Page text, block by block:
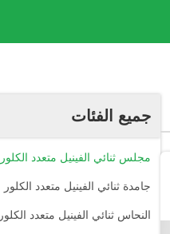
جميع الفئات
مجلس ثنائي الفينيل متعدد
جامدة ثنائي الفينيل متعدد الكلور
النحاس ثنائي الفينيل متعدد الكلور